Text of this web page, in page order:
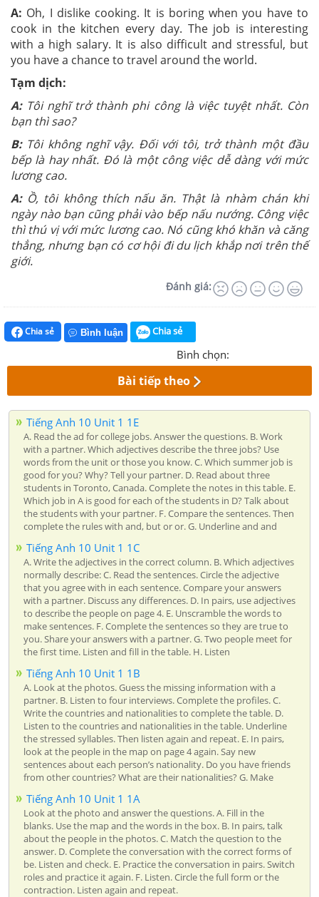
A: Oh, I dislike cooking. It is boring when you have to
cook in the kitchen every day. The job is interesting
with a high salary. It is also difficult and stressful, but
you have a chance to travel around the world.
Tạm dịch:
A:Tôi nghĩ trở thành phi công là việc tuyệt nhất. Còn
bạn thì sao?
B:Tôi không nghĩ vậy. Đối với tôi, trở thành một đầu
bếp là hay nhất. Đó là một công việc dễ dàng với mức
lương cao.
A:Ồ, tôi không thích nấu ăn. Thật là nhàm chán khi
ngày nào bạn cũng phải vào bếp nấu nướng. Công việc
thì thú vị với mức lương cao. Nó cũng khó khăn và căng
thẳng, nhưng bạn có cơ hội đi du lịch khắp nơi trên thế
giới.
Đánh giá:
Chia sẻ Bình luận Chia sẻ
Bình chọn:
Bài tiếp theo
Tiếng Anh 10 Unit 1 1E
A. Read the ad for college jobs. Answer the questions. B. Work
with a partner. Which adjectives describe the three jobs? Use
words from the unit or those you know. C. Which summer job is
good for you? Why? Tell your partner. D. Read about three
students in Toronto, Canada. Complete the notes in this table. E.
Which job in A is good for each of the students in D? Talk about
the students with your partner. F. Compare the sentences. Then
complete the rules with and, but or or. G. Underline and and
Tiếng Anh 10 Unit 1 1C
A. Write the adjectives in the correct column. B. Which adjectives
normally describe: C. Read the sentences. Circle the adjective
that you agree with in each sentence. Compare your answers
with a partner. Discuss any differences. D. In pairs, use adjectives
to describe the people on page 4. E. Unscramble the words to
make sentences. F. Complete the sentences so they are true to
you. Share your answers with a partner. G. Two people meet for
the first time. Listen and fill in the table. H. Listen
Tiếng Anh 10 Unit 1 1B
A. Look at the photos. Guess the missing information with a
partner. B. Listen to four interviews. Complete the profiles. C.
Write the countries and nationalities to complete the table. D.
Listen to the countries and nationalities in the table. Underline
the stressed syllables. Then listen again and repeat. E. In pairs,
look at the people in the map on page 4 again. Say new
sentences about each person’s nationality. Do you have friends
from other countries? What are their nationalities? G. Make
Tiếng Anh 10 Unit 1 1A
Look at the photo and answer the questions. A. Fill in the
blanks. Use the map and the words in the box. B. In pairs, talk
about the people in the photos. C. Match the question to the
answer. D. Complete the conversation with the correct forms of
be. Listen and check. E. Practice the conversation in pairs. Switch
roles and practice it again. F. Listen. Circle the full form or the
contraction. Listen again and repeat.